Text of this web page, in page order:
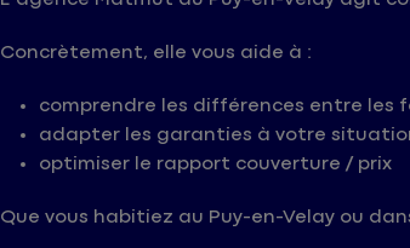
Concrètement, elle vous aide à :
comprendre les différences entre les
adapter les garanties à votre
optimiser le rapport couverture / prix
Que vous habitiez au Puy-en-Velay ou